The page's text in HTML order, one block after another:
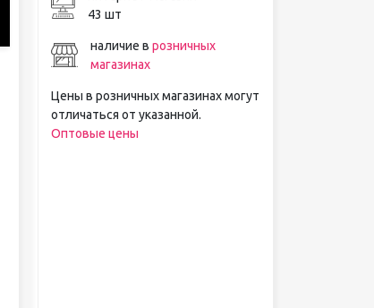
43 шт
наличие в розничных
магазинах
Цены в розничных магазинах могут
отличаться от указанной.
Оптовые цены